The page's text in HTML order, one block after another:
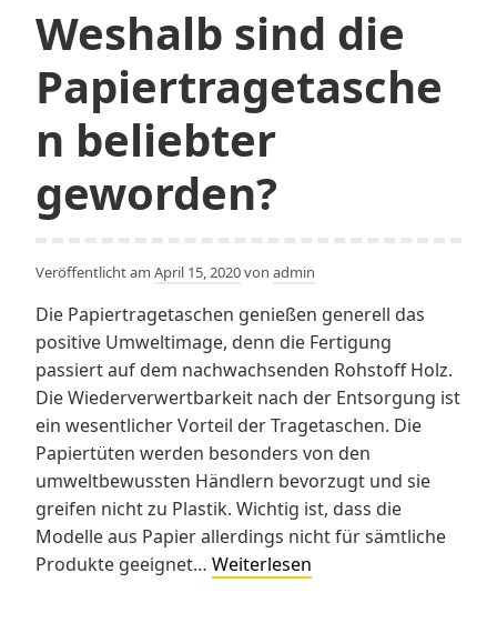
Weshalb sind die
Papiertragetasche
n beliebter
geworden?
Veröffentlicht am April 15, 2020von admin
Die Papiertragetaschen genießen generell das
positive Umweltimage, denn die Fertigung
passiert auf dem nachwachsenden Rohstoff Holz.
Die Wiederverwertbarkeit nach der Entsorgung ist
ein wesentlicher Vorteil der Tragetaschen. Die
Papiertüten werden besonders von den
umweltbewussten Händlern bevorzugt und sie
greifen nicht zu Plastik. Wichtig ist, dass die
Modelle aus Papier allerdings nicht für sämtliche
Produkte geeignet… Weiterlesen